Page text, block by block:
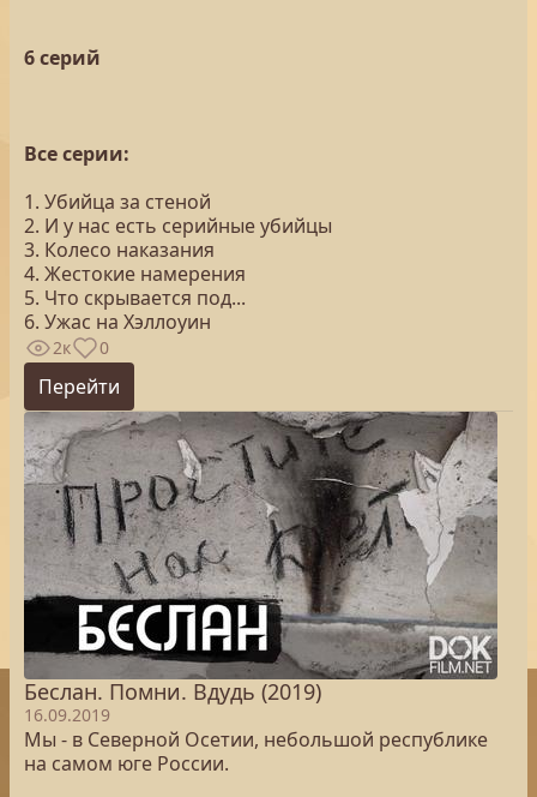
6 серий
Все серии:
1. Убийца за стеной
2. И у нас есть серийные убийцы
3. Колесо наказания
4. Жестокие намерения
5. Что скрывается под...
6. Ужас на Хэллоуин
2к 0
Перейти
Беслан. Помни. Вдудь (2019)
16.09.2019
Мы - в Северной Осетии, небольшой республике
на самом юге России.